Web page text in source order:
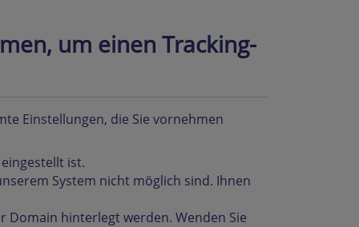
um einen Tracking-
Einstellungen, die Sie vornehmen
eingestellt ist.
System nicht möglich sind. Ihnen
Domain hinterlegt werden. Wenden Sie